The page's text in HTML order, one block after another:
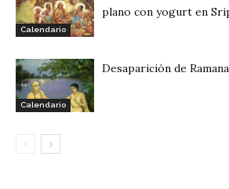
Calendario
plano con yogurt en
Calendario
Desaparición de